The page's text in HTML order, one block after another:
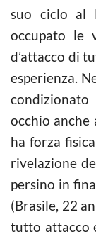
suo ciclo al
occupato le
d’attacco di
esperienza.
occhio anche
ha forza
rivelazione
persino in
(Brasile, 22
tutto attacco